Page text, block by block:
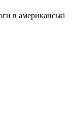
в американські